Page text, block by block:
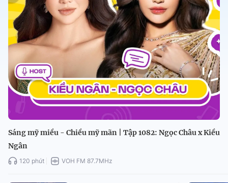
Sáng mỹ miều - Chiều mỹ mãn | Tập 1082: Ngọc Châu x Kiều
Ngân
120 phút VOH FM 87.7MHz